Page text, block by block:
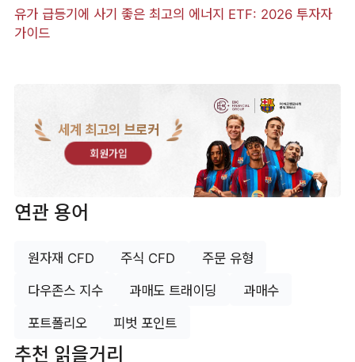
유가 급등기에 사기 좋은 최고의 에너지 ETF: 2026 투자자
가이드
세계 최고의 브로커
회원가입
연관 용어
원자재 CFD 주식 CFD 주문 유형
다우존스 지수 과매도 트래이딩 과매수
포트폴리오 피벗 포인트
추천 읽을거리